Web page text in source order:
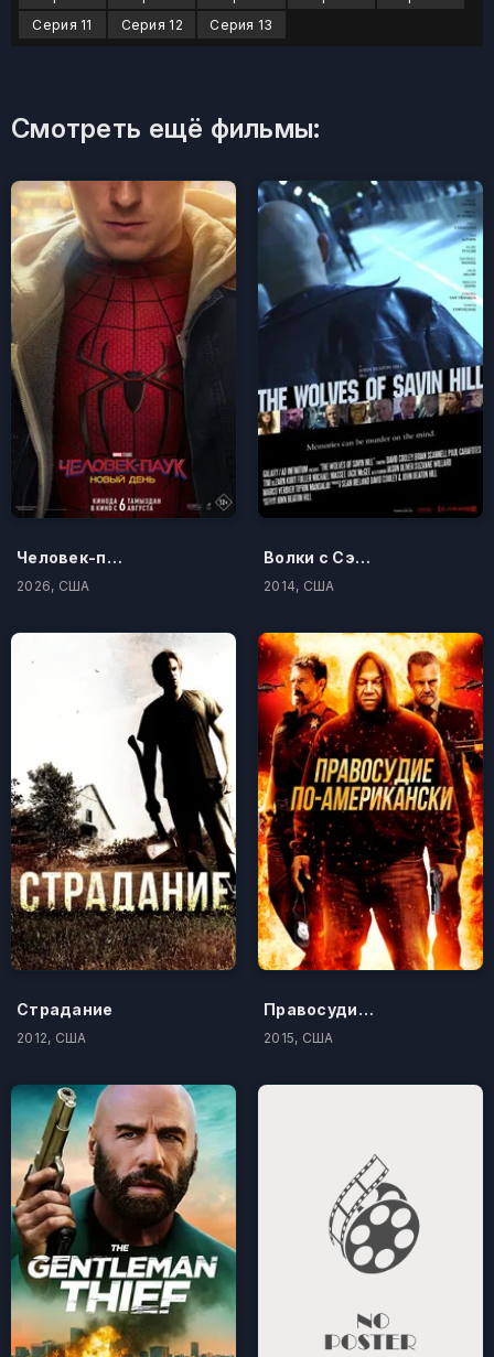
Серия 11
Серия 12 Серия 13
Смотреть ещё фильмы:
Человек-паук: Новый день
2026, США
Волки с Сэйвин-Хилл
2014, США
Страдание
2012, США
Правосудие по-американски
2015, США